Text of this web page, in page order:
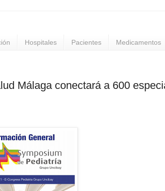
Hospitales Pacientes Medicamentos
Málaga conectará a 600